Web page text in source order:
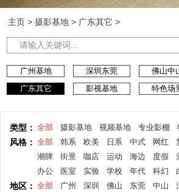
主页 >摄影基地 > 广东其它 >
广州基地 深圳东莞 佛山中
广东其它
影视基地 特色场
类型： 全部 摄影基地 视频基地 专业影棚
风格： 全部 韩系 欧美 日系 中式 网红
潮牌
街景 咖店 运动 海边 度假
办公
医室 实验 学校 年代 科幻
地区： 全部 广州 深圳 佛山 东莞 中山